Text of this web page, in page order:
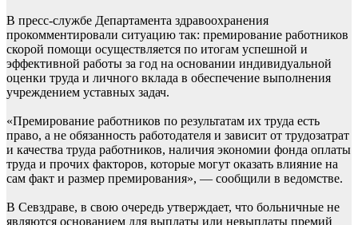
В пресс-службе Департамента здравоохранения
прокомментировали ситуацию так: премирование работников
скорой помощи осуществляется по итогам успешной и
эффективной работы за год на основании индивидуальной
оценки труда и личного вклада в обеспечение выполнения
учреждением уставных задач.
«Премирование работников по результатам их труда есть
право, а не обязанность работодателя и зависит от трудозатрат
и качества труда работников, наличия экономии фонда оплаты
труда и прочих факторов, которые могут оказать влияние на
сам факт и размер премирования», — сообщили в ведомстве.
В Севздраве, в свою очередь утверждает, что больничные не
являются основанием для выплаты или невыплаты премий